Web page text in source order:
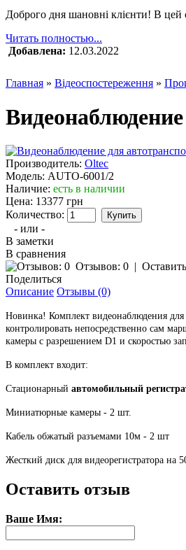
Доброго дня шановні клієнти! В цей
Читать полностью...
Добавлена: 12.03.2022
Главная » Відеоспостереження »
Производитель: Oltec
Модель: AUTO-6001/2
Наличие: есть в наличии
Цена: 13377 грн
Количество:
- или -
В заметки
В сравнения
Отзывов: 0
Поделиться
Описание Отзывы (0)
Новинка! Комплект видеонаблюдения для
контролировать непосредственно сам
камеры с разрешением D1 и скоростью
В комплект входит:
Стационарный автомобильный
Миниатюрные камеры - 2 шт.
Кабель обжатый разъемами 10м - 2 шт
Жесткий диск для видеорегистратора на
Оставить отзыв
Ваше Имя: